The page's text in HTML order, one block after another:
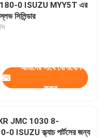
0 ISUZU MYY5T এর
সিলিন্ডার
আমাদের সাথে যোগাযোগ
করুন
JMC 1030 8-
ISUZU ক্ল্যাচ পার্টসের জন্য